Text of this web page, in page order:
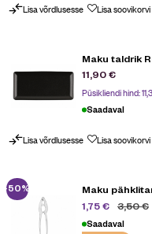
Lisa võrdlusesse Lisa soovikorvi
Maku taldrik
11,90€
Püsikliendi hind:
Saadaval
Lisa võrdlusesse Lisa soovikorvi
-50%
Maku
3,50€
1,75€
Saadaval